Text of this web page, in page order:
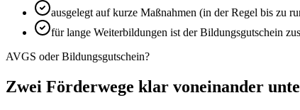
ausgelegt auf kurze Maßnahmen (in der Regel bis zu
für lange Weiterbildungen ist der Bildungsgutschein
AVGS oder Bildungsgutschein?
Zwei Förderwege klar voneinander